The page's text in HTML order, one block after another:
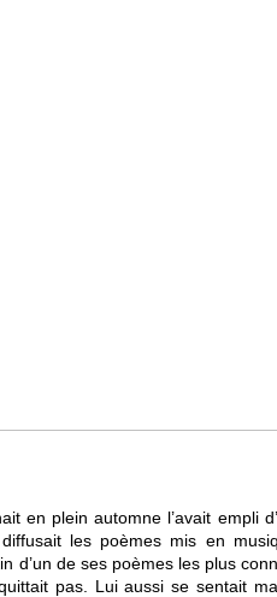
en plein automne l’avait empli
les poèmes mis en
d’un de ses poèmes les plus
pas. Lui aussi se sentait